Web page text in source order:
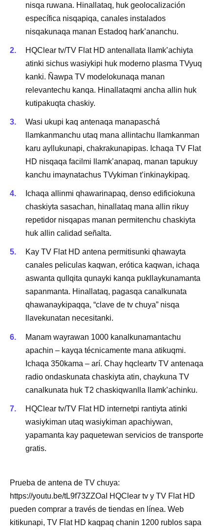
nisqa ruwana. Hinallataq, huk geolocalización
específica nisqapiqa, canales instalados
nisqakunaqa manan Estadoq hark’ananchu.
HQClear tv/TV Flat HD antenallata llamk’achiyta
atinki sichus wasiykipi huk moderno plasma TVyuq
kanki. Ñawpa TV modelokunaqa manan
relevantechu kanqa. Hinallataqmi ancha allin huk
kutipakuqta chaskiy.
Wasi ukupi kaq antenaqa manapaschá
llamkanmanchu utaq mana allintachu llamkanman
karu ayllukunapi, chakrakunapipas. Ichaqa TV Flat
HD nisqaqa facilmi llamk’anapaq, manan tapukuy
kanchu imaynatachus TVykiman t’inkinaykipaq.
Ichaqa allinmi qhawarinapaq, denso edificiokuna
chaskiyta sasachan, hinallataq mana allin rikuy
repetidor nisqapas manan permitenchu ​​chaskiyta
huk allin calidad señalta.
Kay TV Flat HD antena permitisunki qhawayta
canales peliculas kaqwan, erótica kaqwan, ichaqa
aswanta qullqita qunayki kanqa pukllaykunamanta
sapanmanta. Hinallataq, pagasqa canalkunata
qhawanaykipaqqa, “clave de tv chuya” nisqa
llavekunatan necesitanki.
Manam wayrawan 1000 kanalkunamantachu
apachin – kayqa técnicamente mana atikuqmi.
Ichaqa 350kama – arí. Chay hqcleartv TV antenaqa
radio ondaskunata chaskiyta atin, chaykuna TV
canalkunata huk T2 chaskiqwanlla llamk’achinku.
HQClear tv/TV Flat HD internetpi rantiyta atinki
wasiykiman utaq wasiykiman apachiywan,
yapamanta kay paquetewan servicios de transporte
gratis.
Prueba de antena de TV chuya:
https://youtu.be/tL9f73ZZOaI HQClear tv y TV Flat HD
pueden comprar a través de tiendas en línea. Web
kitikunapi, TV Flat HD kaqpaq chanin 1200 rublos sapa